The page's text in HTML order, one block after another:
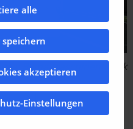
Bema Maschinenfabrik
alle
akzeptieren
Einstellungen